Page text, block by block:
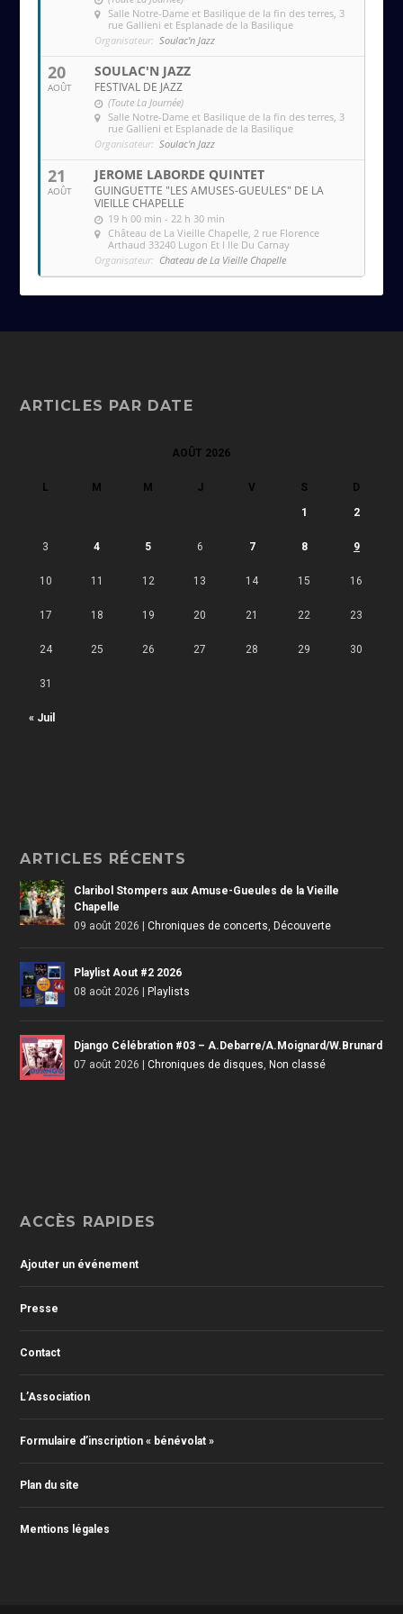
Salle Notre-Dame et Basilique de la fin des terres , 3
rue Gallieni et Esplanade de la Basilique
Organisateur: Soulac'n Jazz
20
AOÛT
SOULAC'N JAZZ
FESTIVAL DE JAZZ
(Toute La Journée)
Salle Notre-Dame et Basilique de la fin des terres , 3
rue Gallieni et Esplanade de la Basilique
Organisateur: Soulac'n Jazz
21
AOÛT
JEROME LABORDE QUINTET
GUINGUETTE "LES AMUSES-GUEULES" DE LA
VIEILLE CHAPELLE
19 h 00 min - 22 h 30 min
Château de La Vieille Chapelle , 2 rue Florence
Arthaud 33240 Lugon Et l Ile Du Carnay
Organisateur: Chateau de La Vieille Chapelle
ARTICLES PAR DATE
AOÛT 2026
L M M J V S D
« Juil
1 2
3 4 5 6 7 8 9
10 11 12 13 14 15 16
17 18 19 20 21 22 23
24 25 26 27 28 29 30
31
ARTICLES RÉCENTS
Claribol Stompers aux Amuse-Gueules de la Vieille
Chapelle
09 août 2026 |Chroniques de concerts ,Découverte
Playlist Aout #2 2026
08 août 2026 |Playlists
Django Célébration #03 – A.Debarre/A.Moignard/W.Brunard
07 août 2026 |Chroniques de disques ,Non classé
ACCÈS RAPIDES
Ajouter un événement
Presse
Contact
L’Association
Formulaire d’inscription « bénévolat »
Plan du site
Mentions légales